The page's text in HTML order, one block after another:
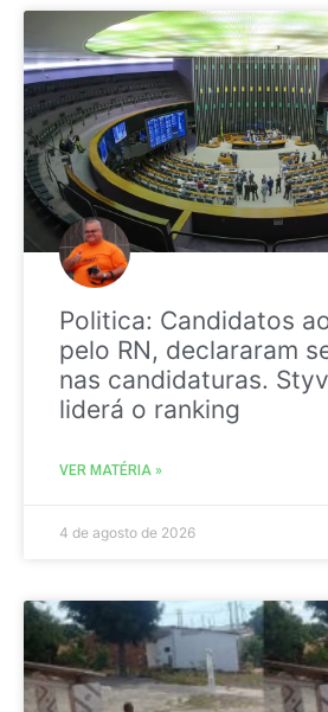
Politica: Candidatos
pelo RN, declararam
nas candidaturas.
liderá o ranking
VER MATÉRIA »
4 de agosto de 2026